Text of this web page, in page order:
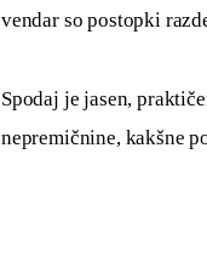
vendar so postopki
Spodaj je jasen,
nepremičnine, kakšne